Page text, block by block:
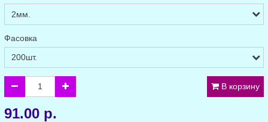
Фасовка
В корзину
91.00 р.